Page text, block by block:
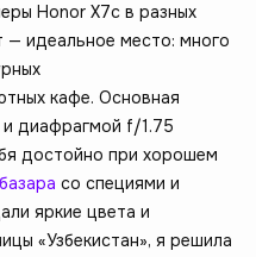
Honor X7c в разных
— идеальное место: много
кафе. Основная
диафрагмой f/1.75
достойно при хорошем
базара со специями и
яркие цвета и
«Узбекистан», я решила